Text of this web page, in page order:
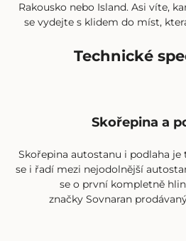
Rakousko nebo Island. Asi víte,
se vydejte s klidem do míst,
Technické
Skořepina a
Skořepina autostanu i podlaha
se i řadí mezi nejodolnější
se o první kompletně
značky Sovnaran